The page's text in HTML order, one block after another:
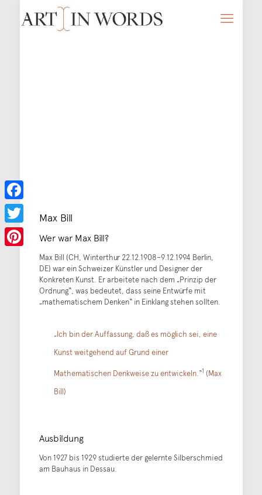
Max Bill
Wer war Max Bill?
Max Bill (CH, Winterthur 22.12.1908–9.12.1994 Berlin,
DE) war ein Schweizer Künstler und Designer der
Konkreten Kunst. Er arbeitete nach dem „Prinzip der
Ordnung“, was bedeutet, dass seine Entwürfe mit
„mathematischem Denken“ in Einklang stehen sollten.
„Ich bin der Auffassung, daß es möglich sei, eine
Kunst weitgehend auf Grund einer
Mathematischen Denkweise zu entwickeln.“1 (Max
Bill)
Ausbildung
Von 1927 bis 1929 studierte der gelernte Silberschmied
am Bauhaus in Dessau.
Facebook
Twitter